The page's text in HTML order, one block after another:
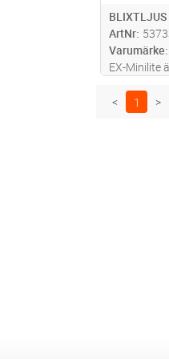
BLIXTLJUS
ArtNr
Varumärke
EX-Minilite
inkluderar
< 1 >